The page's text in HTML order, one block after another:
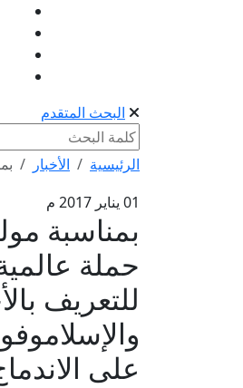
البحث المتقدم
الرئيسية الأخبار
01 يناير 2017 م
بمناسبة
حملة
للتعريف
على